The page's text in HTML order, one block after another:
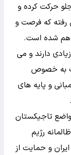
حرکت کرده و
که فرصت و
شده است.
دارند و می
به خصوص
و پایه های
تاجیکستان
رژیم
و حمایت از